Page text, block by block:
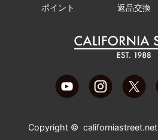
ポイント 返品交換
Copyright © californiastreet.net